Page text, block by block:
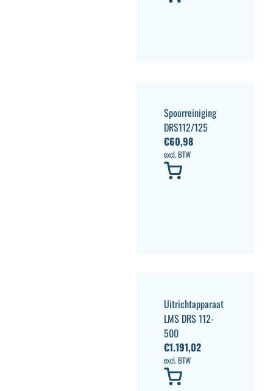
Spoorreiniging
DRS112/125
€60,98
excl. BTW
Uitrichtapparaat
LMS DRS 112-
500
€1.191,02
excl. BTW